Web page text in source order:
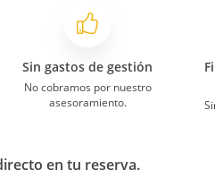
Sin gastos de gestión
No cobramos por nuestro
asesoramiento.
en tu reserva.